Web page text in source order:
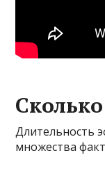
Длительность
множества